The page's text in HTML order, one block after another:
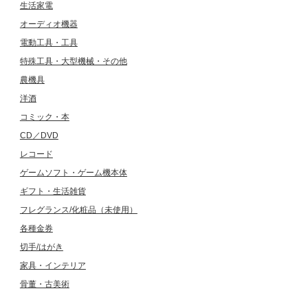
生活家電
オーディオ機器
電動工具・工具
特殊工具・大型機械・その他
農機具
洋酒
コミック・本
CD／DVD
レコード
ゲームソフト・ゲーム機本体
ギフト・生活雑貨
フレグランス/化粧品（未使用）
各種金券
切手/はがき
家具・インテリア
骨董・古美術